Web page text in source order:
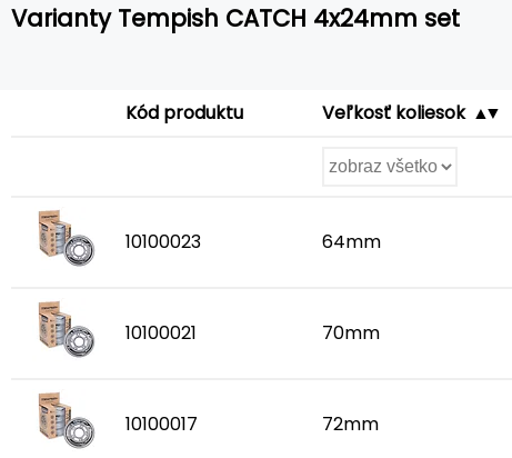
Varianty Tempish CATCH 4x24mm set
Kód produktu Veľkosť koliesok
10100023 64mm
10100021 70mm
10100017 72mm